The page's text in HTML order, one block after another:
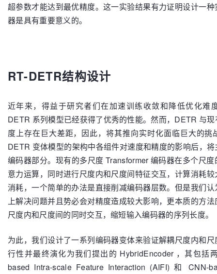
超参数才能达到最优精度。这一实验结果有力证明设计一
器是具有重要意义的。
RT-DETR结构设计
近年来，得益于研究者们在加速训练收敛和降低优化难
DETR 系列模型已经获得了优秀的性能。然而，DETR 与
度上存在巨大差距，因此，将其推向实时化面临巨大的挑
DETR 变体模型的架构中各组件对速度和精度的影响后，
编码器部分。现有的多尺度 Transformer 编码器在多个尺
意力运算，同时进行尺度内和尺度间特征交互，计算消耗
消耗，一个简单的办法是直接削减编码器层数。但是我们
上解决问题并且势必会对精度造成较大影响，更本质的方
尺度内和尺度间的同时交互，缩短输入编码器的序列长度。
为此，我们设计了一系列编码器变体来验证解耦尺度内和
行性并最终演化为我们提出的 HybridEncoder ，其包括
based Intra-scale Feature Interaction (AIFI) 和 CNN-